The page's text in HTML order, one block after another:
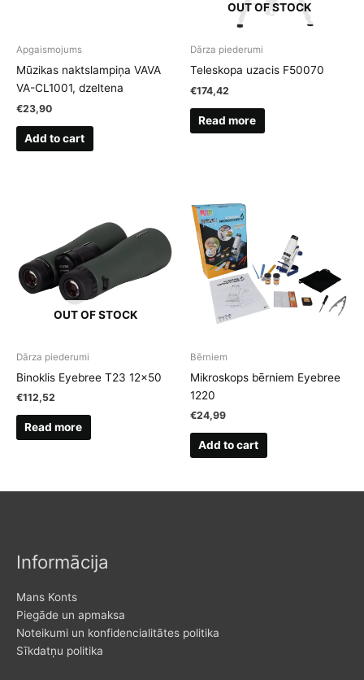
Apgaismojums
Mūzikas naktslampiņa VAVA
VA-CL1001, dzeltena
€23,90
Add to cart
OUT OF STOCK
Dārza piederumi
Teleskopa uzacis F50070
€174,42
Read more
OUT OF STOCK
Dārza piederumi
Binoklis Eyebree T23 12×50
€112,52
Read more
Bērniem
Mikroskops bērniem Eyebree
1220
€24,99
Add to cart
Informācija
Mans Konts
Piegāde un apmaksa
Noteikumi un konfidencialitātes politika
Sīkdatņu politika